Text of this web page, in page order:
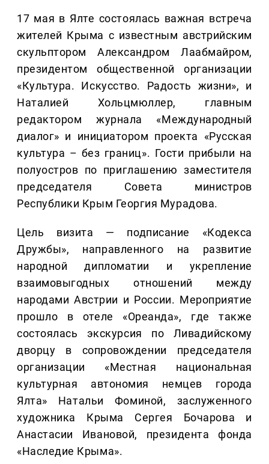
17 мая в Ялте состоялась важная встреча
жителей Крыма с известным австрийским
скульптором Александром Лаабмайром,
президентом общественной организации
«Культура. Искусство. Радость жизни», и
Наталией Хольцмюллер, главным
редактором журнала «Международный
диалог» и инициатором проекта «Русская
культура – без границ». Гости прибыли на
полуостров по приглашению заместителя
председателя Совета министров
Республики Крым Георгия Мурадова.
Цель визита — подписание «Кодекса
Дружбы», направленного на развитие
народной дипломатии и укрепление
взаимовыгодных отношений между
народами Австрии и России. Мероприятие
прошло в отеле «Ореанда», где также
состоялась экскурсия по Ливадийскому
дворцу в сопровождении председателя
организации «Местная национальная
культурная автономия немцев города
Ялта» Натальи Фоминой, заслуженного
художника Крыма Сергея Бочарова и
Анастасии Ивановой, президента фонда
«Наследие Крыма».